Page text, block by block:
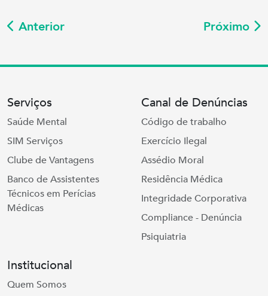
Anterior Próximo
Serviços
Saúde Mental
SIM Serviços
Clube de Vantagens
Banco de Assistentes
Técnicos em Perícias
Médicas
Canal de Denúncias
Código de trabalho
Exercício Ilegal
Assédio Moral
Residência Médica
Integridade Corporativa
Compliance - Denúncia
Psiquiatria
Institucional
Quem Somos